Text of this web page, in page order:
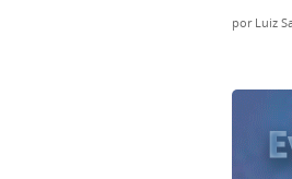
por Luiz